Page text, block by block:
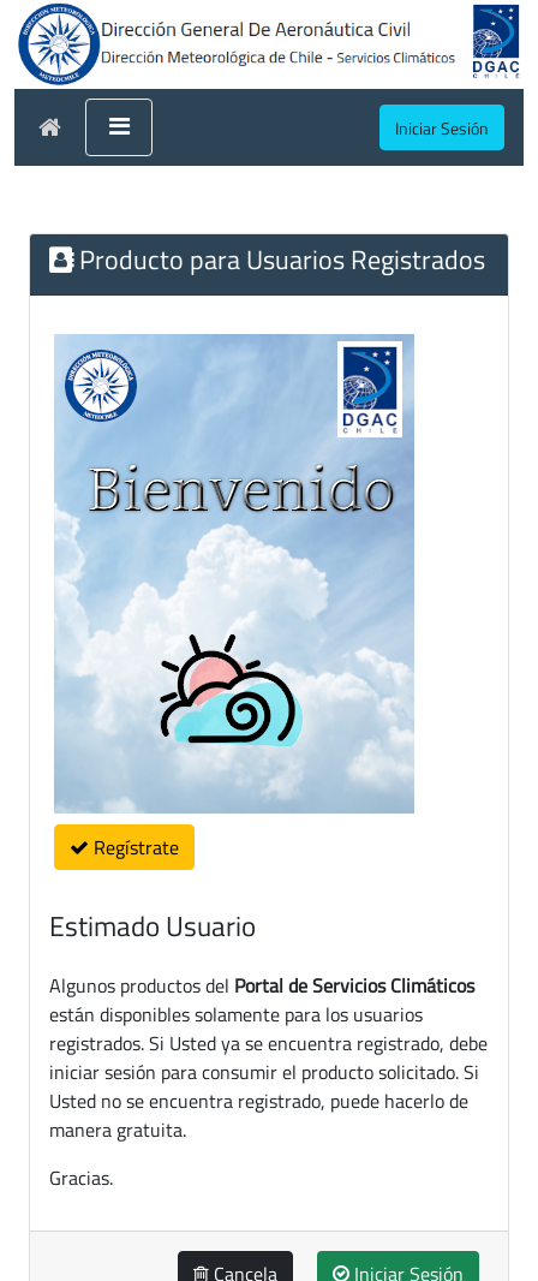
Iniciar Sesión
Producto para Usuarios Registrados
Regístrate
Estimado Usuario
Algunos productos del Portal de Servicios Climáticos
están disponibles solamente para los usuarios
registrados. Si Usted ya se encuentra registrado, debe
iniciar sesión para consumir el producto solicitado. Si
Usted no se encuentra registrado, puede hacerlo de
manera gratuita.
Gracias.
Cancela Iniciar Sesión